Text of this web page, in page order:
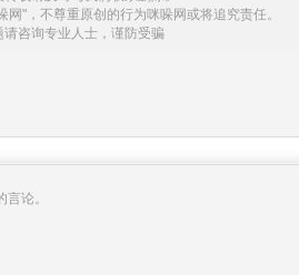
"，不尊重原创的行为咪哚网或将追究责任。
咨询专业人士，谨防受骗
论。